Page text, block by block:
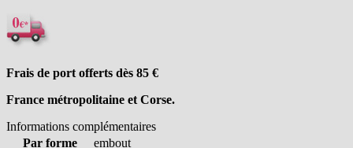
Frais de port offerts dès 85 €
France métropolitaine et Corse.
Informations complémentaires
Par forme
embout